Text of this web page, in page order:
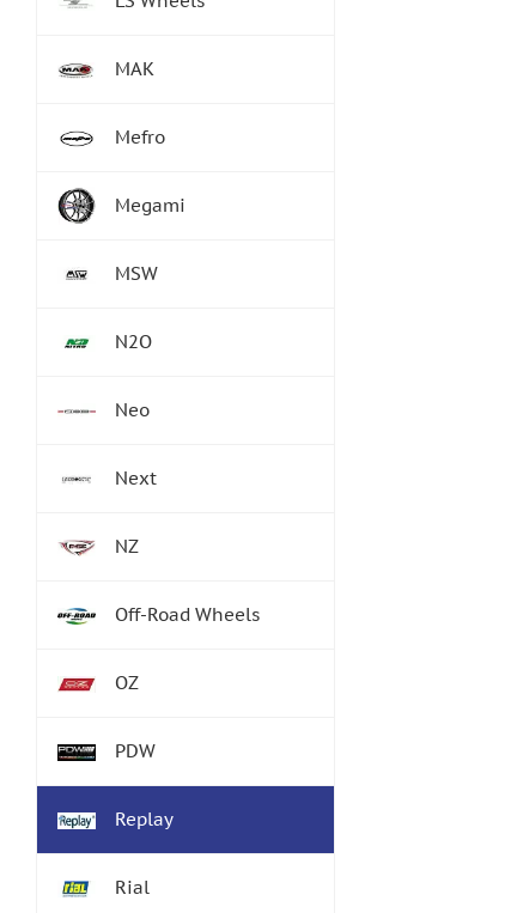
MAK
Mefro
Megami
MSW
N2O
Neo
Next
NZ
Off-Road Wheels
OZ
PDW
Replay
Rial